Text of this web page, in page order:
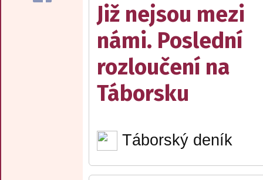
Již nejsou mezi
námi. Poslední
rozloučení na
Táborsku
Táborský deník